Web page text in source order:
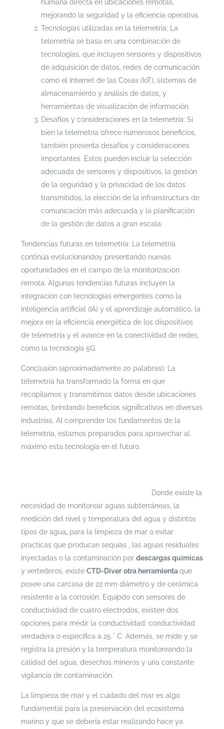
humana directa en ubicaciones remotas,
mejorando la seguridad y la eficiencia operativa.
Tecnologías utilizadas en la telemetría: La
telemetría se basa en una combinación de
tecnologías, que incluyen sensores y dispositivos
de adquisición de datos, redes de comunicación
como el Internet de las Cosas (IoT), sistemas de
almacenamiento y análisis de datos, y
herramientas de visualización de información.
Desafíos y consideraciones en la telemetría: Si
bien la telemetría ofrece numerosos beneficios,
también presenta desafíos y consideraciones
importantes. Estos pueden incluir la selección
adecuada de sensores y dispositivos, la gestión
de la seguridad y la privacidad de los datos
transmitidos, la elección de la infraestructura de
comunicación más adecuada y la planificación
de la gestión de datos a gran escala.
Tendencias futuras en telemetría: La telemetría
continúa evolucionandoy presentando nuevas
oportunidades en el campo de la monitorización
remota. Algunas tendencias futuras incluyen la
integración con tecnologías emergentes como la
inteligencia artificial (IA) y el aprendizaje automático, la
mejora en la eficiencia energética de los dispositivos
de telemetría y el avance en la conectividad de redes,
como la tecnología 5G.
Conclusión (aproximadamente 20 palabras): La
telemetría ha transformado la forma en que
recopilamos y transmitimos datos desde ubicaciones
remotas, brindando beneficios significativos en diversas
industrias. Al comprender los fundamentos de la
telemetría, estamos preparados para aprovechar al
máximo esta tecnología en el futuro.
Donde existe la
necesidad de monitorear aguas subterráneas, la
medición del nivel y temperatura del agua y distintos
tipos de agua,para la limpieza de mar o evitar
practicas que producan sequías , las aguas residuales
inyectadas o la contaminación por descargas químicas
y vertederos, existe CTD-Diver otra herramientaque
posee una carcasa de 22 mm diámetro y de cerámica
resistente a la corrosión. Equipdo con sensores de
conductividad de cuatro electrodos, existen dos
opciones para medir la conductividad: conductividad
verdadera o específica a 25 ° C. Además, se mide y se
registra la presión y la temperatura monitoreando la
calidad del agua, desechos mineros y una constante
vigilancia de contaminación.
La limpieza de mar y el cuidado del mar es algo
fundamental para la preservación del ecosistema
marino y que se debería estar realizando hace ya